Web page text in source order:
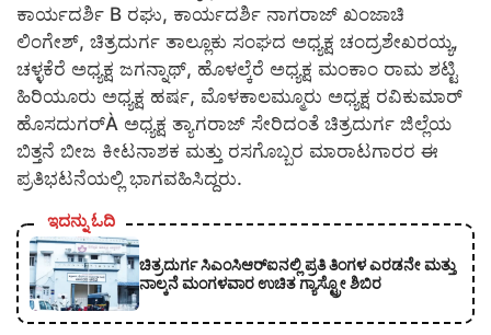
ಕಾರ್ಯದರ್ಶಿ B ರಘು, ಕಾರ್ಯದರ್ಶಿ ನಾಗರಾಜ್ ಖಂಜಾಚಿ
ಲಿಂಗೇಶ್, ಚಿತ್ರದುರ್ಗ ತಾಲ್ಲೂಕು ಸಂಘದ ಅಧ್ಯಕ್ಷ ಚಂದ್ರಶೇಖರಯ್ಯ,
ಚಳ್ಳಕೆರೆ ಅಧ್ಯಕ್ಷ ಜಗನ್ನಾಥ್, ಹೊಳಲ್ಕೆರೆ ಅಧ್ಯಕ್ಷ ಮಂಕಾಂ ರಾಮ ಶಟ್ಟಿ
ಹಿರಿಯೂರು ಅಧ್ಯಕ್ಷ ಹರ್ಷ, ಮೊಳಕಾಲಮ್ಮೂರು ಅಧ್ಯಕ್ಷ ರವಿಕುಮಾರ್
ಹೊಸದುಗರ್À ಅಧ್ಯಕ್ಷ ತ್ಯಾಗರಾಜ್ ಸೇರಿದಂತೆ ಚಿತ್ರದುರ್ಗ ಜಿಲ್ಲೆಯ
ಬಿತ್ತನೆ ಬೀಜ ಕೀಟನಾಶಕ ಮತ್ತು ರಸಗೊಬ್ಬರ ಮಾರಾಟಗಾರರ ಈ
ಪ್ರತಿಭಟನೆಯಲ್ಲಿ ಭಾಗವಹಿಸಿದ್ದರು.
ಇದನ್ನು ಓದಿ
ಚಿತ್ರದುರ್ಗ ಸಿಎಂಸಿಆರ್‍ಐನಲ್ಲಿ ಪ್ರತಿ ತಿಂಗಳ ಎರಡನೇ ಮತ್ತು
ನಾಲ್ಕನೆ ಮಂಗಳವಾರ ಉಚಿತ ಗ್ಯಾಸ್ಟ್ರೋ ಶಿಬಿರ